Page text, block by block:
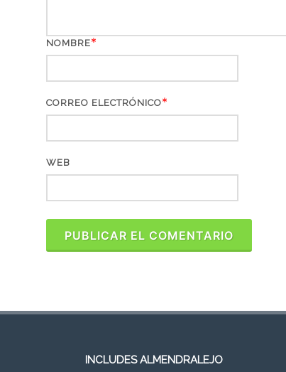
NOMBRE*
CORREO ELECTRÓNICO*
WEB
INCLUDES ALMENDRALEJO